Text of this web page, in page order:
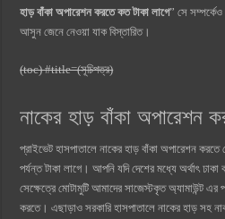
হাড় বাঁকা অপারেশন করতে কত টাকা লাগে” সে সম্পর্কেও
আসুন জেনে নেওয়া যাক বিস্তারিত।
(toc) #title=(সূচিপত্র)
নাকের হাড় বাঁকা অপারেশন
প্রাইভেট হাসপাতালে নাকের হাড় বাঁকা অপারেশন
পর্যন্ত টাকা লাগে। আপনি যদি দেশের মধ্যে অর্থাৎ
সেক্ষেত্রে মোটামুটি আমাদের সাজেস্টকৃত অ্যামাউন্ট
করতে। এছাড়াও সরকারি হাসপাতালে নাকের হাড় সহ